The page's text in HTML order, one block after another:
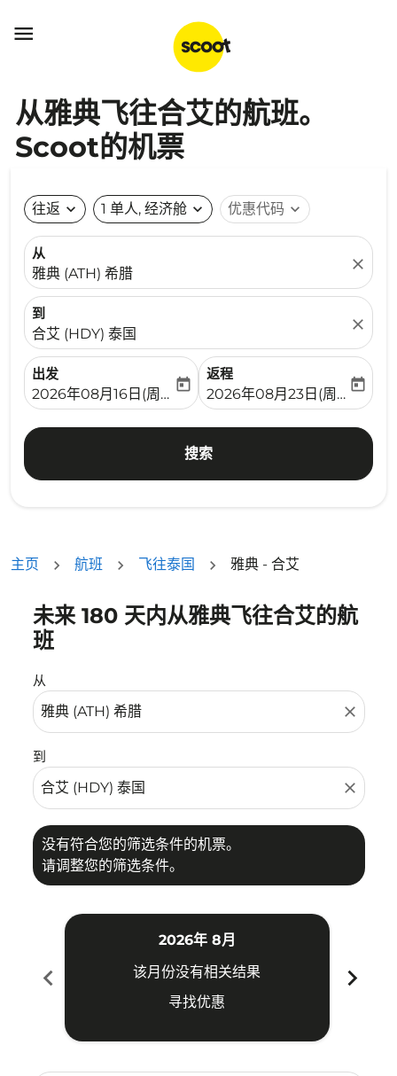

从雅典飞往合艾的航班。
Scoot的机票
往返 expand_more 1 单人, 经济舱 expand_more 优惠代码 expand_more
从
雅典 (ATH) 希腊
close
到
合艾 (HDY) 泰国
close
出发
fc-booking-departure-date-aria-label
2026年08月16日(周日)
today
返程
fc-booking-return-date-
2026年08月23日(周日)
today
搜索
主页 航班 飞往泰国 雅典 - 合艾
未来 180 天内从雅典飞往合艾的航
班
从
close
到
close
没有符合您的筛选条件的机票。
请调整您的筛选条件。
没有符合您的筛选条件的机票。请调整您的筛选条件。
chevron_left
2026年 8月
该月份没有相关结果
寻找优惠
chevron_right